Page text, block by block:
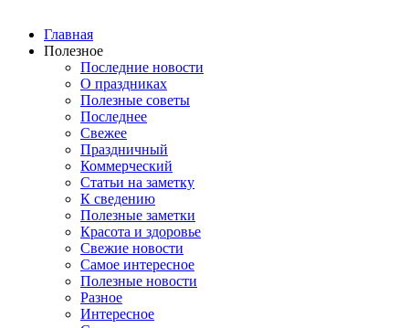
Главная
Полезное
Последние новости
О праздниках
Полезные советы
Последнее
Свежее
Праздничный
Коммерческий
Статьи на заметку
К сведению
Полезные заметки
Красота и здоровье
Свежие новости
Самое интересное
Полезные новости
Разное
Интересное